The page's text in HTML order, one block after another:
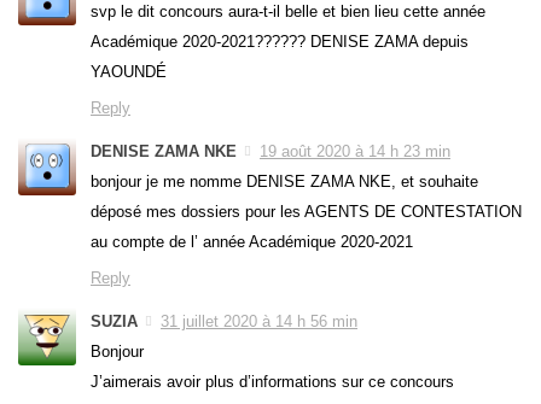
svp le dit concours aura-t-il belle et bien lieu cette année
Académique 2020-2021?????? DENISE ZAMA depuis
YAOUNDÉ
Reply
DENISE ZAMA NKE
19 août 2020 à 14 h 23 min
bonjour je me nomme DENISE ZAMA NKE, et souhaite
déposé mes dossiers pour les AGENTS DE CONTESTATION
au compte de l’ année Académique 2020-2021
Reply
SUZIA
31 juillet 2020 à 14 h 56 min
Bonjour
J’aimerais avoir plus d’informations sur ce concours